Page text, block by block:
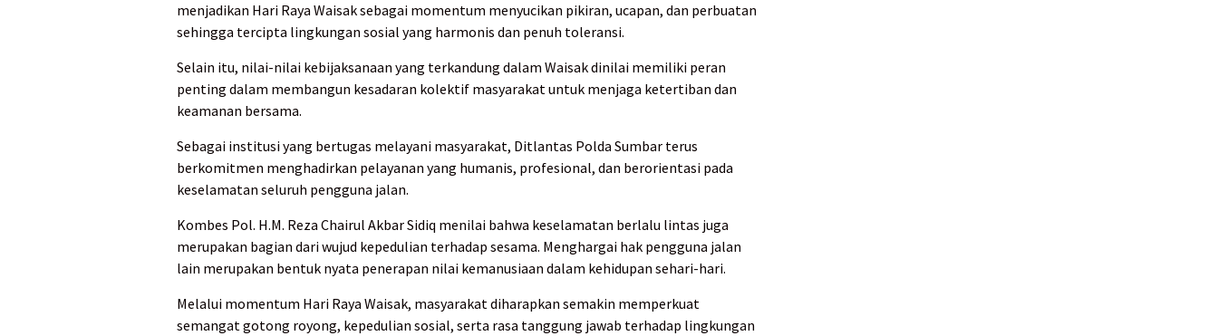
menjadikan Hari Raya Waisak sebagai momentum menyucikan pikiran, ucapan, dan perbuatan
sehingga tercipta lingkungan sosial yang harmonis dan penuh toleransi.
Selain itu, nilai-nilai kebijaksanaan yang terkandung dalam Waisak dinilai memiliki peran
penting dalam membangun kesadaran kolektif masyarakat untuk menjaga ketertiban dan
keamanan bersama.
Sebagai institusi yang bertugas melayani masyarakat, Ditlantas Polda Sumbar terus
berkomitmen menghadirkan pelayanan yang humanis, profesional, dan berorientasi pada
keselamatan seluruh pengguna jalan.
Kombes Pol. H.M. Reza Chairul Akbar Sidiq menilai bahwa keselamatan berlalu lintas juga
merupakan bagian dari wujud kepedulian terhadap sesama. Menghargai hak pengguna jalan
lain merupakan bentuk nyata penerapan nilai kemanusiaan dalam kehidupan sehari-hari.
Melalui momentum Hari Raya Waisak, masyarakat diharapkan semakin memperkuat
semangat gotong royong, kepedulian sosial, serta rasa tanggung jawab terhadap lingkungan